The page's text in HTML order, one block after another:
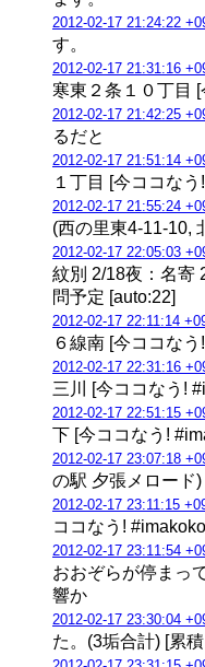
2012-02-17 21:24:22
す。
2012-02-17 21:31:16
寒東２条１０丁目
2012-02-17 21:42:25
るだと
2012-02-17 21:51:14
１丁目 [今ココな
2012-02-17 21:55:24
(西の里東4-11-10,
2012-02-17 22:05:03
紋別 2/18夜：名寄
問予定 [auto:22]
2012-02-17 22:11:14
６線南 [今ココな
2012-02-17 22:31:16
三川 [今ココなう!
2012-02-17 22:51:15
下 [今ココなう!
2012-02-17 23:07:18
の駅 夕張メロード)
2012-02-17 23:11:15
ココなう!
2012-02-17 23:11:54
おおぞらが停まっ
響か
2012-02-17 23:30:04
た。(3垢合計) [累